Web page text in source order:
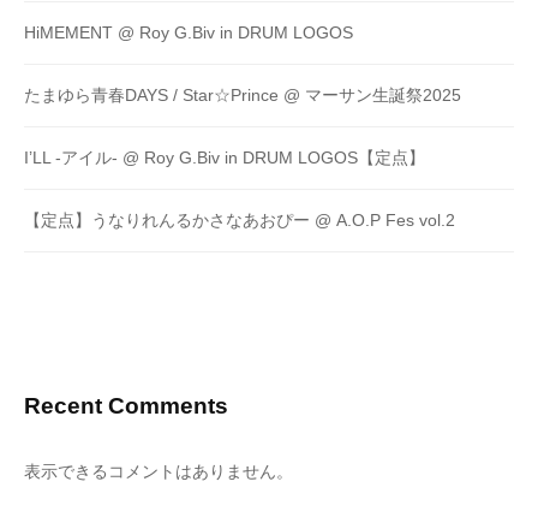
HiMEMENT @ Roy G.Biv in DRUM LOGOS
たまゆら青春DAYS / Star☆Prince @ マーサン生誕祭2025
I’LL -アイル- @ Roy G.Biv in DRUM LOGOS【定点】
【定点】うなりれんるかさなあおぴー @ A.O.P Fes vol.2
Recent Comments
表示できるコメントはありません。